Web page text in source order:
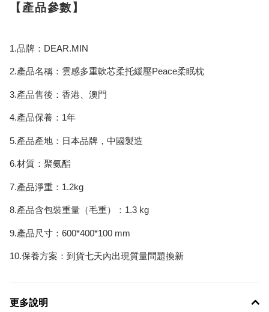
【產品參數】
1.品牌：DEAR.MIN
2.產品名稱：雲感多重軟芯柔托緩壓Peace柔眠枕
3.產品售後：香港、澳門
4.產品保養：1年
5.產品產地：日本品牌，中國製造
6.材質：聚氨酯
7.產品淨重：1.2kg
8.產品含包裝重量（毛重）：1.3 kg
9.產品尺寸：600*400*100 mm
10.保養方案：到貨七天內出現質量問題換新
更多說明